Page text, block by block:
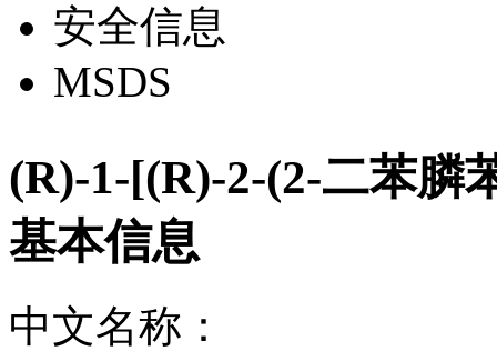
安全信息
MSDS
(R)-1-[(R)-2-(2-二苯膦
基本信息
中文名称：